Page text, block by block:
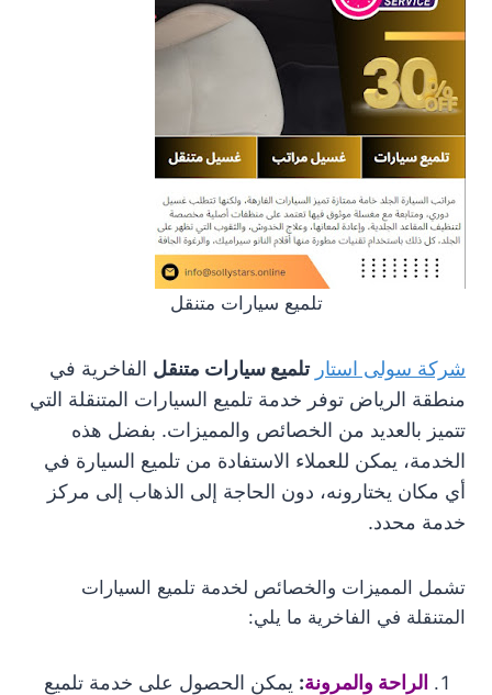
تلميع سيارات متنقل
شركة سولى استار تلميع سيارات متنقل الفاخرية في
منطقة الرياض توفر خدمة تلميع السيارات المتنقلة التي
تتميز بالعديد من الخصائص والمميزات. بفضل هذه
الخدمة، يمكن للعملاء الاستفادة من تلميع السيارة في
أي مكان يختارونه، دون الحاجة إلى الذهاب إلى مركز
خدمة محدد.
تشمل المميزات والخصائص لخدمة تلميع السيارات
المتنقلة في الفاخرية ما يلي:
الراحة والمرونة: يمكن الحصول على خدمة تلميع